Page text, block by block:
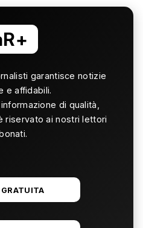
garantisce notizie
e affidabili.
di qualità,
riservato ai nostri lettori
GRATUITA